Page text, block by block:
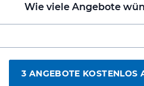
Wie viele Angebote
3 ANGEBOTE KOSTENLOS